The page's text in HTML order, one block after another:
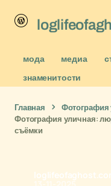
мода медиа
знаменитости
Главная
Фотография уличная:
съёмки